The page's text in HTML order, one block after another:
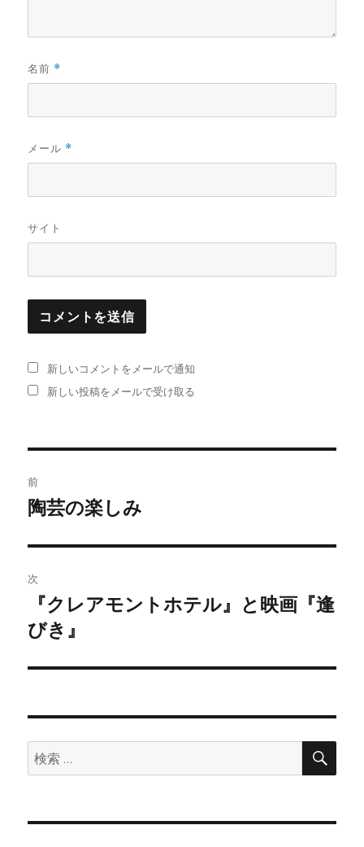
名前 *
メール *
サイト
新しいコメントをメールで通知
新しい投稿をメールで受け取る
稿
ビ
ゲ
ー
シ
ン
前
前
投
稿:
陶芸の楽しみ
次
次
の
稿:
『クレアモントホテル』と映画『逢
びき』
検
索:
検